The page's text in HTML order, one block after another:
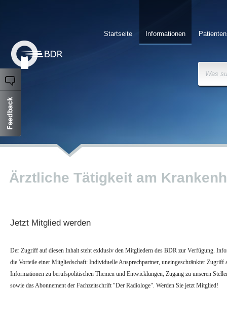
Informationen
Startseite
Was
Ärztliche Tätigkeit am
Jetzt Mitglied werden
Der Zugriff auf diesen Inhalt steht exklusiv den Mitgliedern des BDR zur Verfügung.
die Vorteile einer Mitgliedschaft: Individuelle Ansprechpartner, uneingeschränkter Zugriff
Informationen zu berufspolitischen Themen und Entwicklungen, Zugang zu unseren
sowie das Abonnement der Fachzeitschrift "Der Radiologe". Werden Sie jetzt Mitglied!